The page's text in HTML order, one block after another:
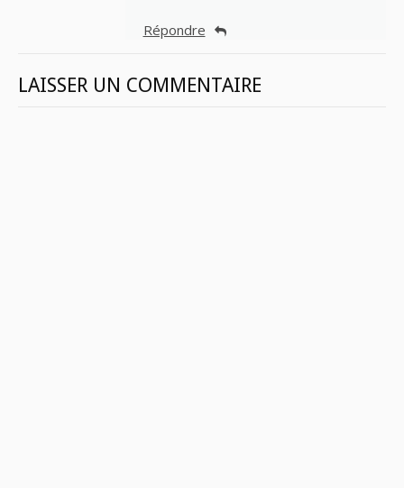
Répondre
LAISSER UN COMMENTAIRE